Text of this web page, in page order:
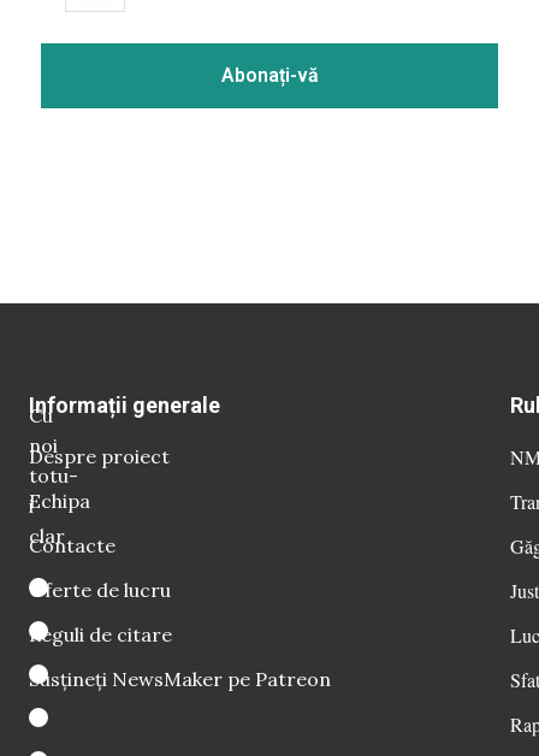
Cu
noi
totu-
i
clar
Informații generale
Despre proiect
Echipa
Contacte
Oferte de lucru
Reguli de citare
Susțineți NewsMaker pe Patreon